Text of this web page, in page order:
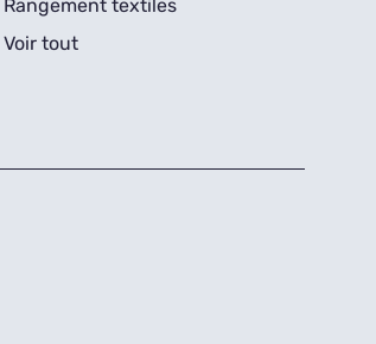
Rangement textiles
Voir tout